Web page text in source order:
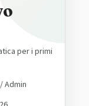
per i primi
Admin